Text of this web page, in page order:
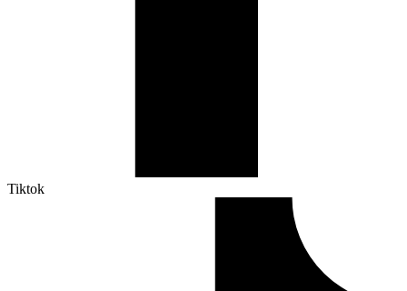
Tiktok